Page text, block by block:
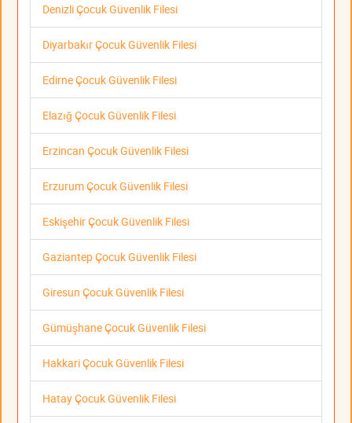
Denizli Çocuk Güvenlik Filesi
Diyarbakır Çocuk Güvenlik Filesi
Edirne Çocuk Güvenlik Filesi
Elazığ Çocuk Güvenlik Filesi
Erzincan Çocuk Güvenlik Filesi
Erzurum Çocuk Güvenlik Filesi
Eskişehir Çocuk Güvenlik Filesi
Gaziantep Çocuk Güvenlik Filesi
Giresun Çocuk Güvenlik Filesi
Gümüşhane Çocuk Güvenlik Filesi
Hakkari Çocuk Güvenlik Filesi
Hatay Çocuk Güvenlik Filesi